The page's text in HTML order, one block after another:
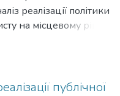
реалізації політики
на місцевому рівні
з урахуванням
публічної